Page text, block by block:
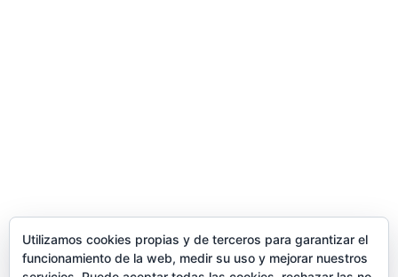
Utilizamos cookies propias y de terceros para garantizar el
funcionamiento de la web, medir su uso y mejorar nuestros